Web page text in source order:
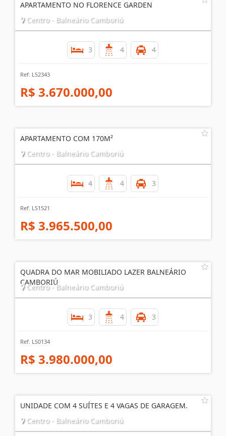
APARTAMENTO NO FLORENCE GARDEN
Centro - Balneário Camboriú
3 4 4
Ref. LS2343
R$ 3.670.000,00
APARTAMENTO COM 170M²
Centro - Balneário Camboriú
4 4 3
Ref. LS1521
R$ 3.965.500,00
QUADRA DO MAR MOBILIADO LAZER BALNEÁRIO
CAMBORIÚ
Centro - Balneário Camboriú
3 4 3
Ref. LS0134
R$ 3.980.000,00
UNIDADE COM 4 SUÍTES E 4 VAGAS DE GARAGEM.
Centro - Balneário Camboriú